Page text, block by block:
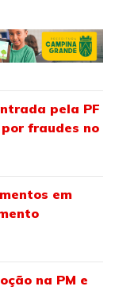
pela PF
fraudes no
em
na PM e